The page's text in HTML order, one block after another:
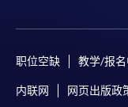
职位空缺 教学/报
内联网 网页出版政